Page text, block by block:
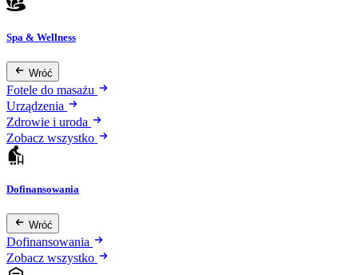
Spa & Wellness
Wróć
Fotele do masażu
Urządzenia
Zdrowie i uroda
Zobacz wszystko
Dofinansowania
Wróć
Dofinansowania
Zobacz wszystko